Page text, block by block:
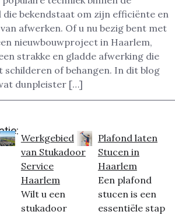
bekendstaat om zijn efficiënte en
afwerken. Of u nu bezig bent met
nieuwbouwproject in Haarlem,
strakke en gladde afwerking die
schilderen of behangen. In dit blog
dunpleister […]
Werkgebied
van Stukadoor
Service
Haarlem
Wilt u een
stukadoor
Plafond laten
Stucen in
Haarlem
Een plafond
stucen is een
essentiële stap